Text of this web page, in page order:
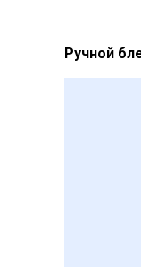
Ручной